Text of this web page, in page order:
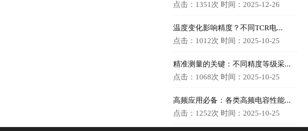
点击：1351次 时间：2025-12-26
温度变化影响精度？不同TCR电...
点击：1012次 时间：2025-10-25
精准测量的关键：不同精度等级采...
点击：1068次 时间：2025-10-25
高频应用必备：各类高频电容性能...
点击：1252次 时间：2025-10-25